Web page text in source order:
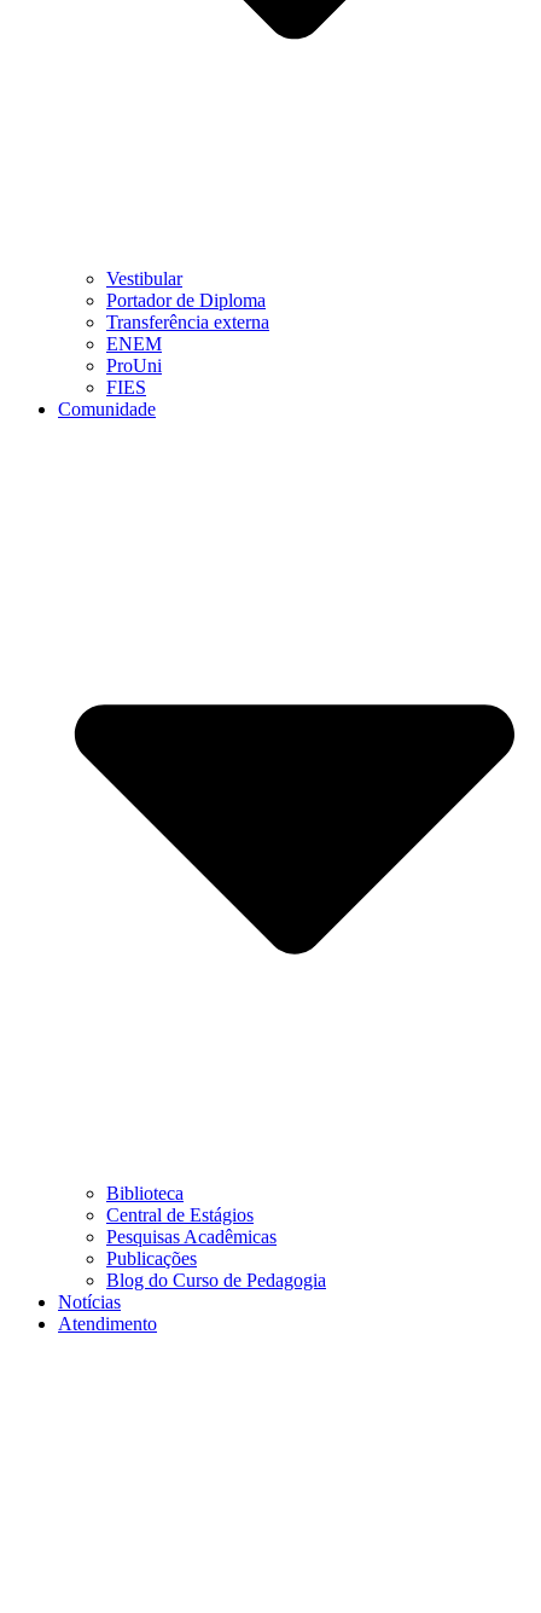
Vestibular
Portador de Diploma
Transferência externa
ENEM
ProUni
FIES
Comunidade
Biblioteca
Central de Estágios
Pesquisas Acadêmicas
Publicações
Blog do Curso de Pedagogia
Notícias
Atendimento